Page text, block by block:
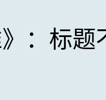
》：标